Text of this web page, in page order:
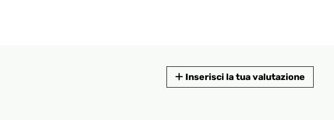
Inserisci la tua valutazione